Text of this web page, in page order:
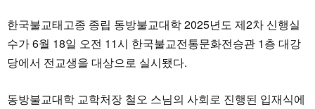
한국불교태고종 종립 동방불교대학 2025년도 제2차 신행실
수가 6월 18일 오전 11시 한국불교전통문화전승관 1층 대강
당에서 전교생을 대상으로 실시됐다.
동방불교대학 교학처장 철오 스님의 사회로 진행된 입재식에